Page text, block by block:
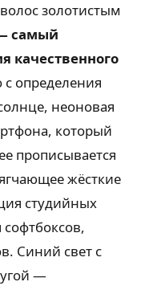
золотистым
самый
качественного
определения
неоновая
который
прописывается
жёсткие
студийных
Синий свет с
—